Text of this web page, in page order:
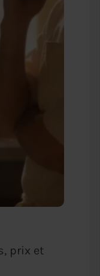
prix et